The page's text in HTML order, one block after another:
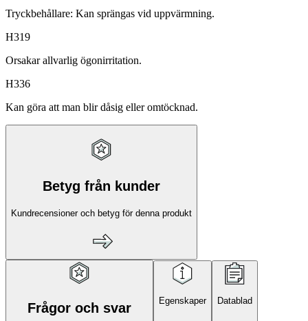
Tryckbehållare: Kan sprängas vid uppvärmning.
H319
Orsakar allvarlig ögonirritation.
H336
Kan göra att man blir dåsig eller omtöcknad.
Betyg från kunder
Kundrecensioner och betyg för denna produkt
Frågor och svar Egenskaper Datablad